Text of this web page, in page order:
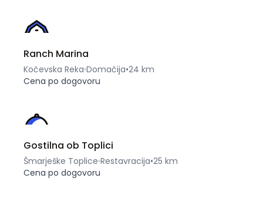
Ranch Marina
Kočevska Reka Domačija•24 km
Cena po dogovoru
Gostilna ob Toplici
Šmarješke Toplice Restavracija•25 km
Cena po dogovoru